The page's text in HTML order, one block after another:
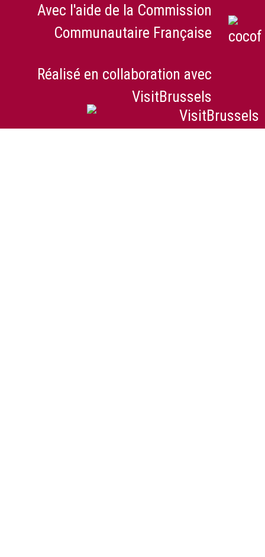
Avec l'aide de la Commission
Communautaire Française
Réalisé en collaboration avec
VisitBrussels